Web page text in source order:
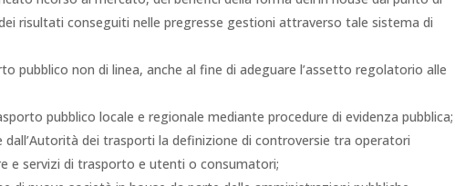
risultati conseguiti nelle pregresse gestioni attraverso tale sistema di
pubblico non di linea, anche al fine di adeguare l’assetto regolatorio alle
pubblico locale e regionale mediante procedure di evidenza pubblica;
dei trasporti la definizione di controversie tra operatori
e servizi di trasporto e utenti o consumatori;